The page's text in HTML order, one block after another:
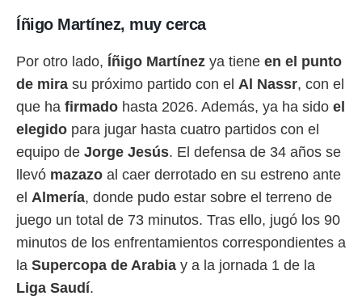
Íñigo Martínez, muy cerca
Por otro lado, Íñigo Martínez ya tiene en el punto
de mira su próximo partido con el Al Nassr, con el
que ha firmado hasta 2026. Además, ya ha sido el
elegido para jugar hasta cuatro partidos con el
equipo de Jorge Jesús. El defensa de 34 años se
llevó mazazo al caer derrotado en su estreno ante
el Almería, donde pudo estar sobre el terreno de
juego un total de 73 minutos. Tras ello, jugó los 90
minutos de los enfrentamientos correspondientes a
la Supercopa de Arabia y a la jornada 1 de la
Liga Saudí.